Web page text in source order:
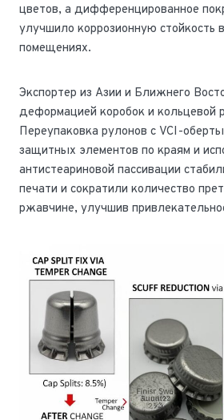
цветов, а дифференцированное
улучшило коррозионную стойкость
помещениях.
Экспортер из Азии и Ближнего
деформацией коробок и кольцевой
Переупаковка рулонов с VCI-
защитных элементов по краям и
антистеариновой пассивации
печати и сократили количество
ржавчине, улучшив